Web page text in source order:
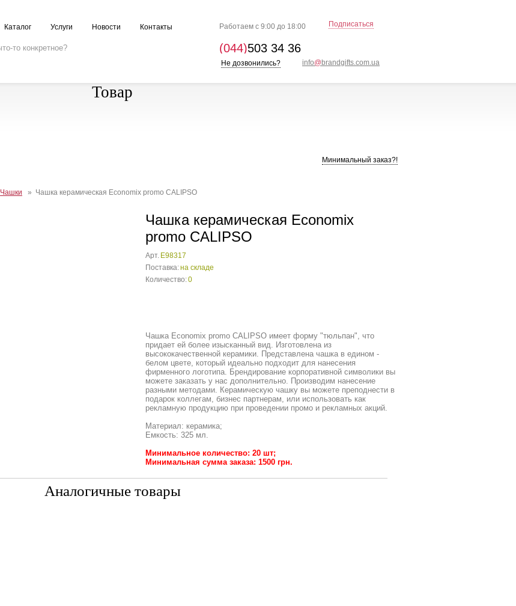
Каталог Услуги Новости Контакты Работаем с 9:00 до 18:00 Подписаться
(044)503 34 36
Не дозвонились? info@ brandgifts.com.ua
Товар
Минимальный заказ?!
Чашки » Чашка керамическая Economix promo CALIPSO
Чашка керамическая Economix
promo CALIPSO
Арт. E98317
Поставка:на складе
Количество:0
Чашка Economix promo CALIPSO имеет форму "тюльпан", что
придает ей более изысканный вид. Изготовлена из
высококачественной керамики. Представлена чашка в едином -
белом цвете, который идеально подходит для нанесения
фирменного логотипа. Брендирование корпоративной символики вы
можете заказать у нас дополнительно. Производим нанесение
разными методами. Керамическую чашку вы можете преподнести в
подарок коллегам, бизнес партнерам, или использовать как
рекламную продукцию при проведении промо и рекламных акций.
Материал: керамика;
Емкость: 325 мл.
Минимальное количество: 20 шт;
Минимальная сумма заказа: 1500 грн.
Аналогичные товары